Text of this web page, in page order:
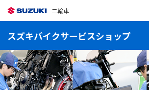
二輪車
スズキバイクサービスショップ